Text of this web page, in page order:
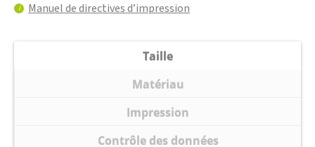
i Manuel de directives d’impression
Taille
Matériau
Impression
Contrôle des données